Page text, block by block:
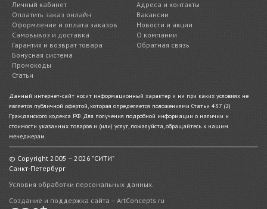
Личный кабинет
Оплатить заказ онлайн
Оформление и оплата заказов
Самовывоз и доставка
Гарантия и возврат товара
Бонусная система
Промокоды
Статьи
Адреса и контакты
Вакансии
Новости и акции
О компании
Обратная связь
Данный интернет-сайт носит информационный характер и ни при каких условиях не
является публичной офертой, которая определяется положениями Статьи 437 (2)
Гражданского кодекса РФ. Для получения подробной информации о наличии и
стоимости указанных товаров и (или) услуг, пожалуйста, обращайтесь к нашим
менеджерам.
© Copyright 2005 – 2026 "СИТИ"
Санкт-Петербург
Условия обработки персональных данных.
Создание и поддержка сайта – ArtConcepts.ru